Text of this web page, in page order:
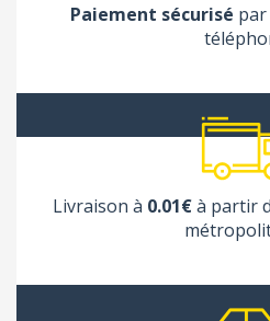
Paiement sécurisé par
Livraison à 0.01€à partir